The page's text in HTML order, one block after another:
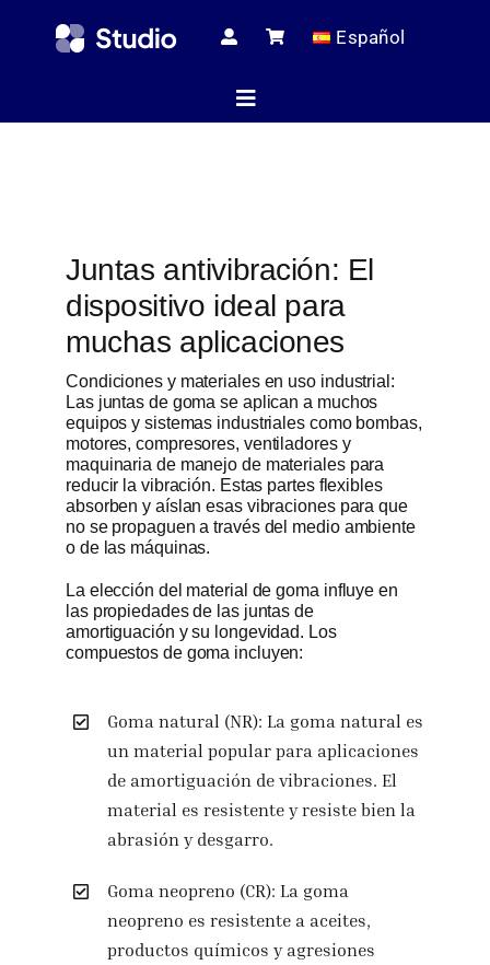
Español
Toggle
Artículos
Obtener
Juntas antivibración: El
dispositivo ideal para
muchas aplicaciones
Condiciones y materiales en uso industrial:
Las juntas de goma se aplican a muchos
equipos y sistemas industriales como bombas,
motores, compresores, ventiladores y
maquinaria de manejo de materiales para
reducir la vibración. Estas partes flexibles
absorben y aíslan esas vibraciones para que
no se propaguen a través del medio ambiente
o de las máquinas.
La elección del material de goma influye en
las propiedades de las juntas de
amortiguación y su longevidad. Los
compuestos de goma incluyen:
Goma natural (NR): La goma natural es
un material popular para aplicaciones
de amortiguación de vibraciones. El
material es resistente y resiste bien la
abrasión y desgarro.
Goma neopreno (CR): La goma
neopreno es resistente a aceites,
productos químicos y agresiones